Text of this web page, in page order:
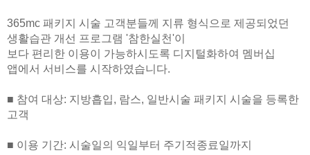
365mc 패키지 시술 고객분들께 지류 형식으로 제공되었던
생활습관 개선 프로그램 '참한실천'이
보다 편리한 이용이 가능하시도록 디지털화하여 멤버십
앱에서 서비스를 시작하였습니다.
■ 참여 대상: 지방흡입, 람스, 일반시술 패키지 시술을 등록한
고객
■ 이용 기간: 시술일의 익일부터 주기적종료일까지